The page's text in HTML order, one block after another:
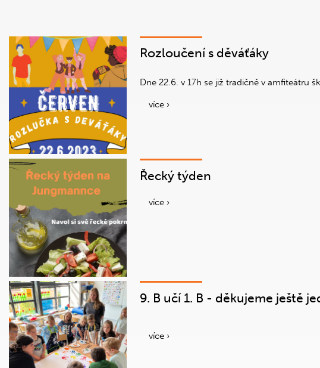
Rozloučení s děváťáky
Dne 22.6. v 17h se již tradičně v amfiteátru
více ›
Řecký týden
více ›
9. B učí 1. B - děkujeme ještě
více ›